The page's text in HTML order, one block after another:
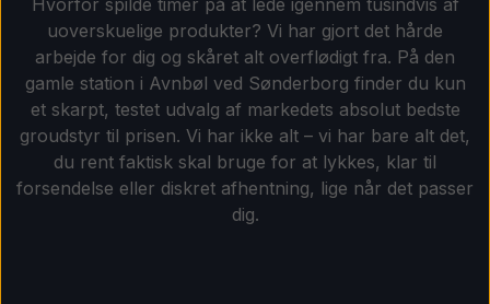
Lysdioder
Andre komponenter
Rabatter
uoverskuelige produkter? Vi har gjort det hårde
arbejde for dig og skåret alt overflødigt fra. På den
gamle station i Avnbøl ved Sønderborg finder du kun
et skarpt, testet udvalg af markedets absolut bedste
groudstyr til prisen. Vi har ikke alt – vi har bare alt det,
du rent faktisk skal bruge for at lykkes, klar til
forsendelse eller diskret afhentning, lige når det passer
dig.